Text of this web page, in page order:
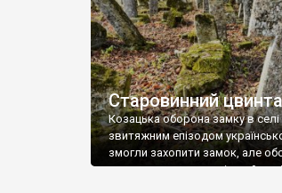
Старовинний
Козацька оборона замку в селі
звитяжним епізодом
змогли захопити замок, але
поховали на цвинтарі, який